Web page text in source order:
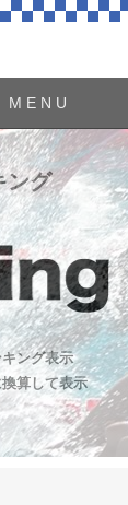
M E N U
ング
ング表示
算して表示